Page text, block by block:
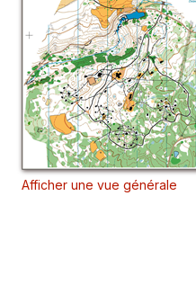
Afficher une vue générale